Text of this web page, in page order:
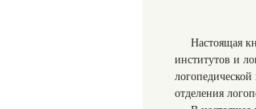
Настоящая
институтов и
отделения